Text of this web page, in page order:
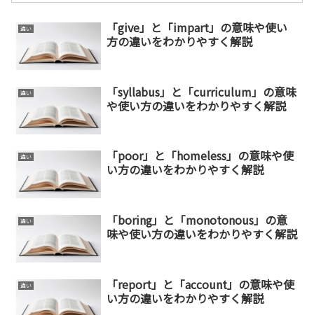
違い
「give」と「impart」の意味や使い
方の違いをわかりやすく解説
違い
「syllabus」と「curriculum」の意味
や使い方の違いをわかりやすく解説
違い
「poor」と「homeless」の意味や使
い方の違いをわかりやすく解説
違い
「boring」と「monotonous」の意
味や使い方の違いをわかりやすく解説
違い
「report」と「account」の意味や使
い方の違いをわかりやすく解説